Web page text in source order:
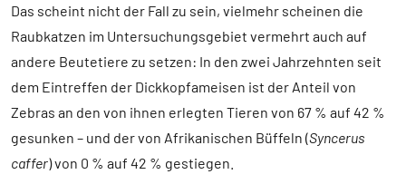
Das scheint nicht der Fall zu sein, vielmehr scheinen die
Raubkatzen im Untersuchungsgebiet vermehrt auch auf
andere Beutetiere zu setzen: In den zwei Jahrzehnten seit
dem Eintreffen der Dickkopfameisen ist der Anteil von
Zebras an den von ihnen erlegten Tieren von 67 % auf 42 %
gesunken – und der von Afrikanischen Büffeln (Syncerus
caffer) von 0 % auf 42 % gestiegen.